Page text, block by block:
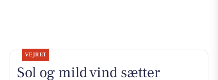
VEJRET
Sol og mild vind sætter